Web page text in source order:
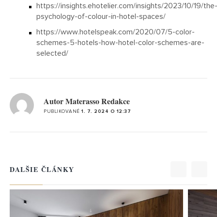
VYBERTE TŘÍDU
STANDARD
VYBERTE TŘÍDU
STANDARD
https://insights.ehotelier.com/insights/2023/10/19/the-
psychology-of-colour-in-hotel-spaces/
https://www.hotelspeak.com/2020/07/5-color-
schemes-5-hotels-how-hotel-color-schemes-are-
selected/
Autor Materasso Redakce
PUBLIKOVANÉ 1. 7. 2024 O 12:37
DALŠIE ČLÁNKY